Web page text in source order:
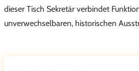
dieser Tisch Sekretär verbindet
unverwechselbaren, historischen